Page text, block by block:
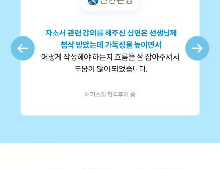
Previous Next